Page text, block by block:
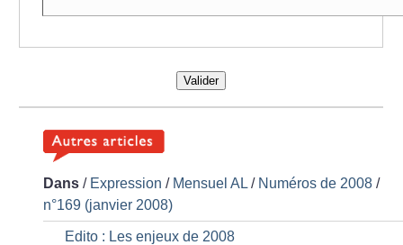
Valider
Dans / Expression / Mensuel AL / Numéros de 2008 /
n°169 (janvier 2008)
Edito : Les enjeux de 2008